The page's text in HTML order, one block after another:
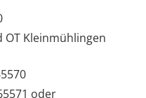
OT Kleinmühlingen
oder